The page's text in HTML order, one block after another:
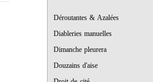
Déroutantes & Azalées
Diableries manuelles
Dimanche pleurera
Douzains d'aise